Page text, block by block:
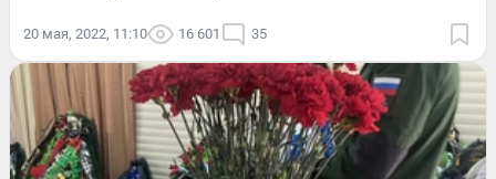
20 мая, 2022, 11:10 16 601 35